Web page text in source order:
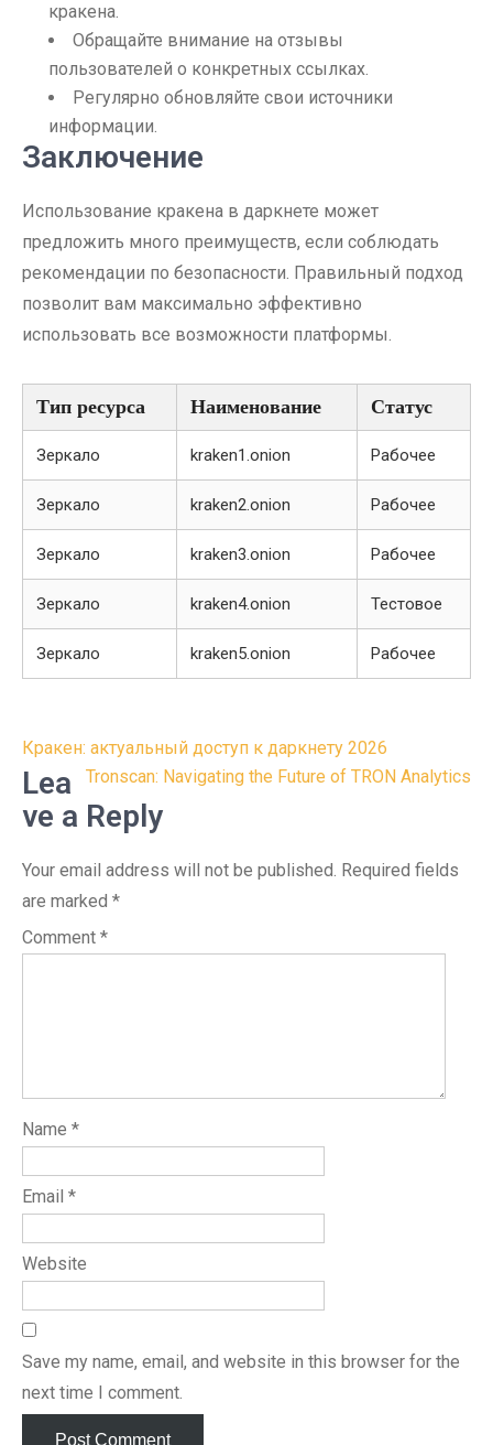
кракена.
Обращайте внимание на отзывы
пользователей о конкретных ссылках.
Регулярно обновляйте свои источники
информации.
Заключение
Использование кракена в даркнете может
предложить много преимуществ, если соблюдать
рекомендации по безопасности. Правильный подход
позволит вам максимально эффективно
использовать все возможности платформы.
Тип ресурса Наименование Статус
Зеркало kraken1.onion Рабочее
Зеркало kraken2.onion Рабочее
Зеркало kraken3.onion Рабочее
Зеркало kraken4.onion Тестовое
Зеркало kraken5.onion Рабочее
Post
navigation
Кракен: актуальный доступ к даркнету 2026
Tronscan: Navigating the Future of TRON Analytics
Lea
ve a Reply
Your email address will not be published. Required fields
are marked *
Comment *
Name *
Email *
Website
Save my name, email, and website in this browser for the
next time I comment.